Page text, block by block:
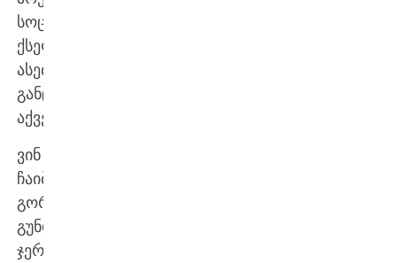
სოციალურ
ქსელში
ასეთ
განცხადებას
აქვეყნებს.
ვინ
ჩაიბარებს
გორის
გუნდს,
ჯერჯერობით,